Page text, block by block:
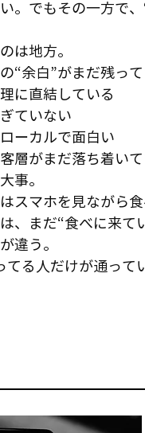
。でもその一方で、
は地方。
“余白”がまだ残って
に直結している
ていない
ーカルで面白い
層がまだ落ち着いて
事。
スマホを見ながら食
、まだ“食べに来て
違う。
てる人だけが通って